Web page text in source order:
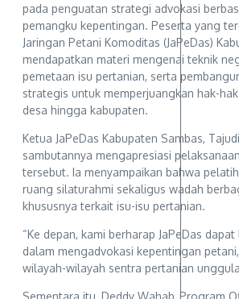
pada penguatan strategi advokasi
pemangku kepentingan. Peserta yang
Jaringan Petani Komoditas (JaPeDas)
mendapatkan materi mengenai teknik
pemetaan isu pertanian, serta
strategis untuk memperjuangkan hak-
desa hingga kabupaten.
Ketua JaPeDas Kabupaten Sambas,
sambutannya mengapresiasi
tersebut. Ia menyampaikan bahwa
ruang silaturahmi sekaligus wadah
khususnya terkait isu-isu pertanian.
“Ke depan, kami berharap JaPeDas
dalam mengadvokasi kepentingan
wilayah-wilayah sentra pertanian